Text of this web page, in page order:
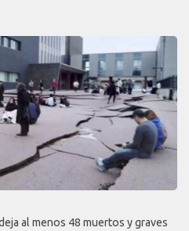
al menos 48 muertos y graves